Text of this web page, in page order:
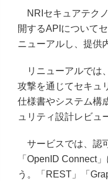
NRIセキュアテク
開するAPIについて
ニューアルし、提供
リニューアルでは
攻撃を通じてセキュ
仕様書やシステム構
ュリティ設計レビュ
サービスでは、認
「OpenID Connect
う。「REST」「